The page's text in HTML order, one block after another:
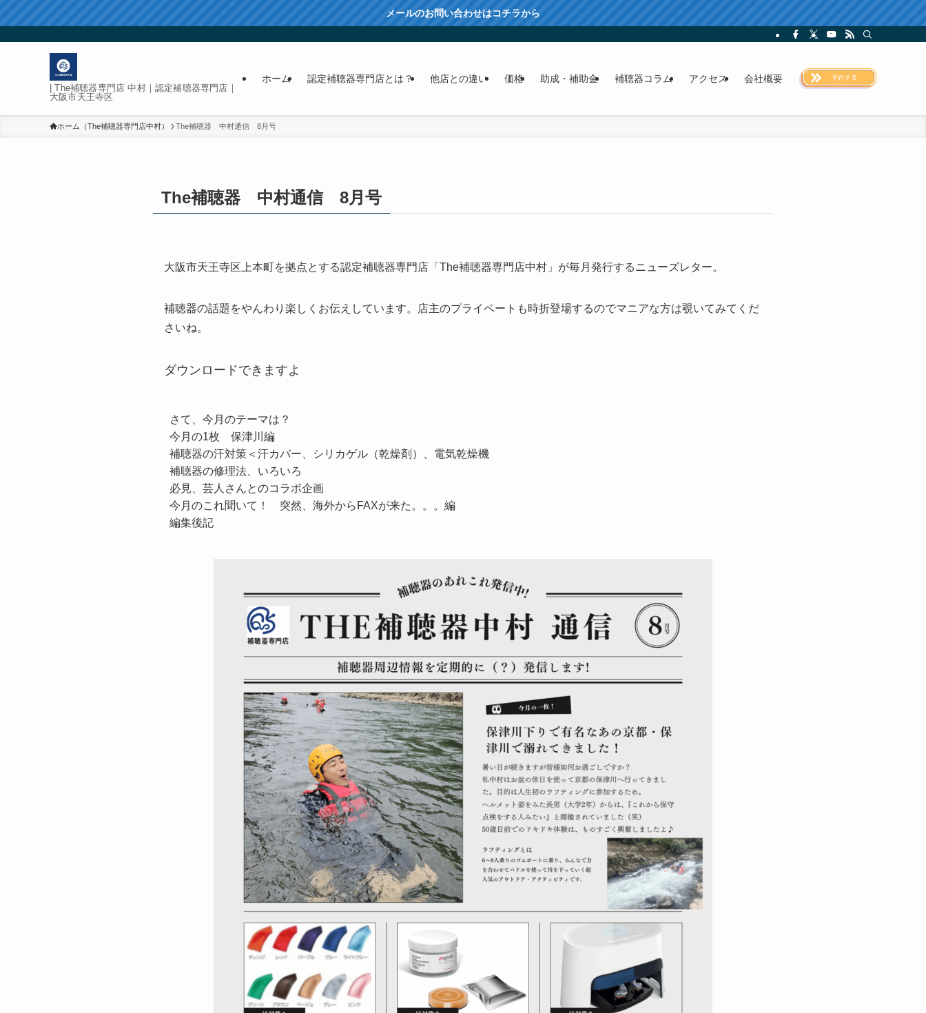
メールのお問い合わせはコチラから
| The補聴器専門店 中村｜認定補聴器専門店｜
大阪市天王寺区
ホーム 認定補聴器専門店とは？ 他店との違い 価格 助成・補助金 補聴器コラム アクセス 会社概要
ホーム（The補聴器専門店中村） The補聴器 中村通信 8月号
The補聴器 中村通信 8月号
大阪市天王寺区上本町を拠点とする認定補聴器専門店「The補聴器専門店中村」が毎月発行するニューズレター。
補聴器の話題をやんわり楽しくお伝えしています。店主のプライベートも時折登場するのでマニアな方は覗いてみてくだ
さいね。
ダウンロードできますよ
さて、今月のテーマは？
今月の1枚　保津川編
補聴器の汗対策＜汗カバー、シリカゲル（乾燥剤）、電気乾燥機
補聴器の修理法、いろいろ
必見、芸人さんとのコラボ企画
今月のこれ聞いて！　突然、海外からFAXが来た。。。編
編集後記